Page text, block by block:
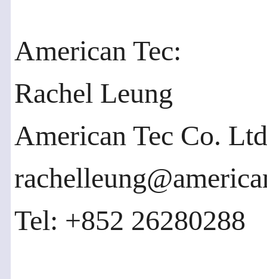
American Tec:
Rachel Leung
American Tec Co.
Tel: +852 26280288